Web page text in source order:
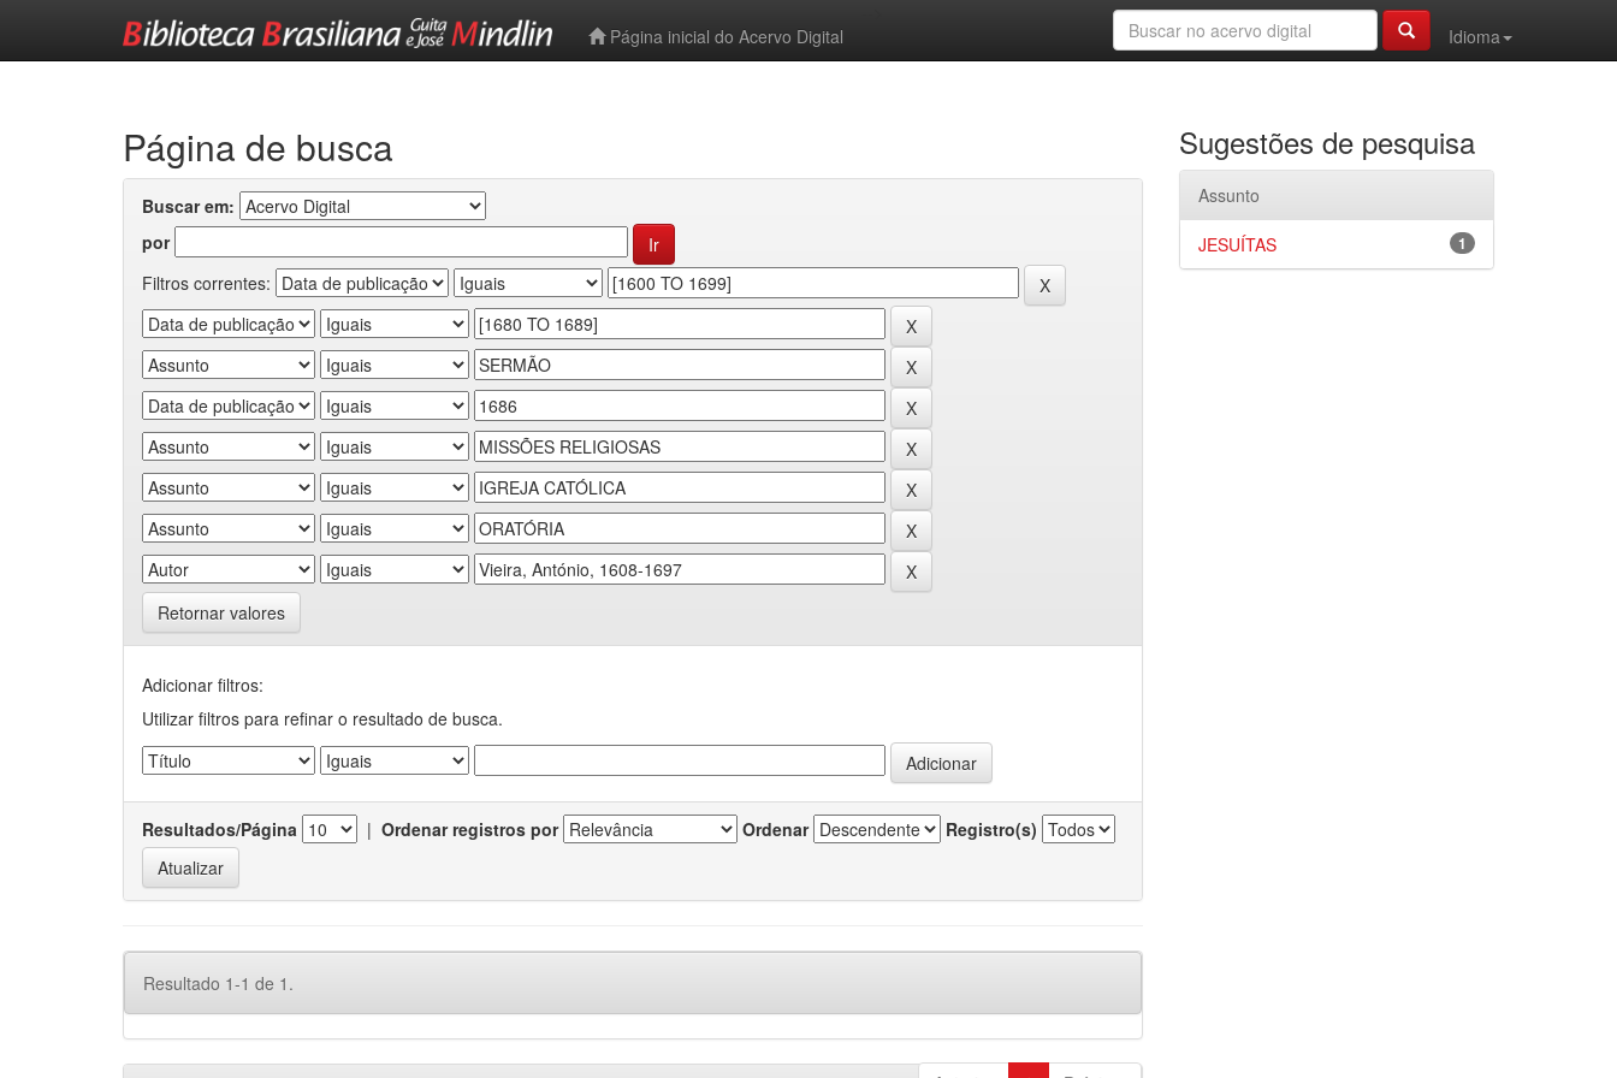
Página inicial do Acervo Digital
Idioma
Página de busca
Buscar em:
por
Filtros correntes:
Retornar valores
Adicionar filtros:
Utilizar filtros para refinar o resultado de busca.
Resultados/Página | Ordenar registros por Ordenar Registro(s)
Resultado 1-1 de 1.
Sugestões de pesquisa
Assunto
1
JESUÍTAS